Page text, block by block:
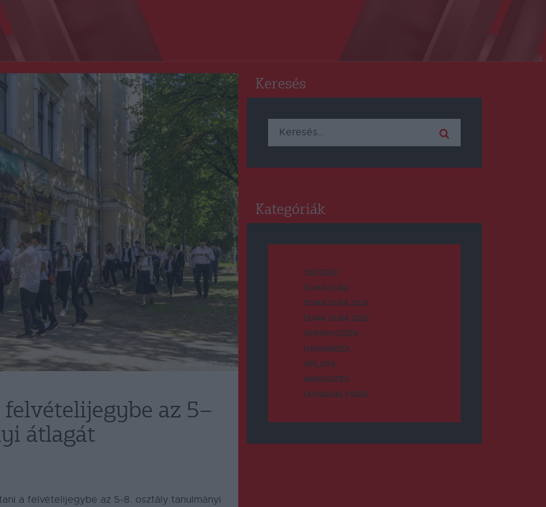
az 5–
átlagát
a felvételijegybe az 5-8. osztály tanulmányi
Keresés
Keresés:
Kategóriák
CSÍKSZÉK
DUMA DUBA
DUMA DUBA 2024
DUMA DUBA 2026
GYERGYÓSZÉK
HÁROMSZÉK
HÍRLISTA
MAROSSZÉK
UDVARHELYSZÉK